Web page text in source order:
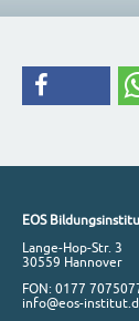
EOS
Lange-Hop-Str. 3
30559 Hannover
FON: 0177
info@eos-